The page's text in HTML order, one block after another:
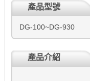
產品型號
DG-100~DG-930
產品介紹